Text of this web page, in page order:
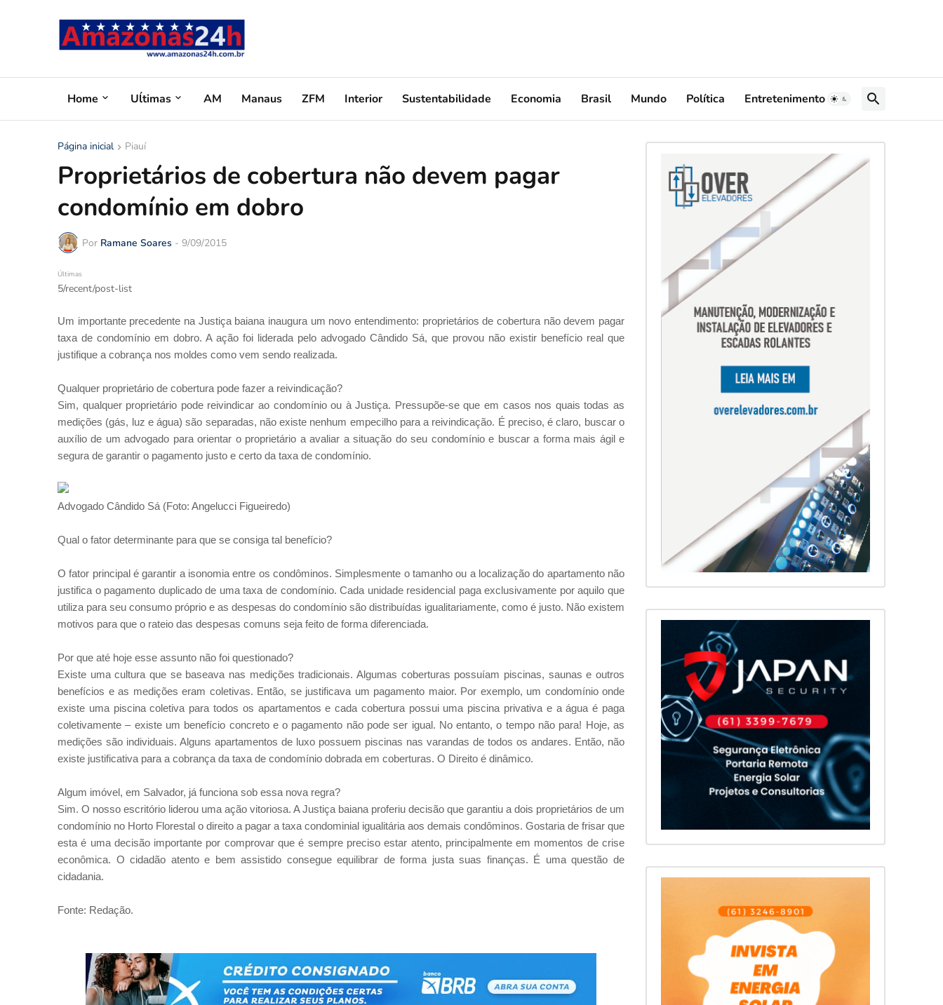
Home Uĺtimas AM Manaus ZFM Interior Sustentabilidade Economia Brasil Mundo Política Entretenimento
Página inicial Piauí
Proprietários de cobertura não devem pagar
condomínio em dobro
Por Ramane Soares - 9/09/2015
Últimas
5/recent/post-list
Um importante precedente na Justiça baiana inaugura um novo entendimento: proprietários de cobertura não devem pagar
taxa de condomínio em dobro. A ação foi liderada pelo advogado Cândido Sá, que provou não existir benefício real que
justifique a cobrança nos moldes como vem sendo realizada.
Qualquer proprietário de cobertura pode fazer a reivindicação?
Sim, qualquer proprietário pode reivindicar ao condomínio ou à Justiça. Pressupõe-se que em casos nos quais todas as
medições (gás, luz e água) são separadas, não existe nenhum empecilho para a reivindicação. É preciso, é claro, buscar o
auxílio de um advogado para orientar o proprietário a avaliar a situação do seu condomínio e buscar a forma mais ágil e
segura de garantir o pagamento justo e certo da taxa de condomínio.
Advogado Cândido Sá (Foto: Angelucci Figueiredo)
Qual o fator determinante para que se consiga tal benefício?
O fator principal é garantir a isonomia entre os condôminos. Simplesmente o tamanho ou a localização do apartamento não
justifica o pagamento duplicado de uma taxa de condomínio. Cada unidade residencial paga exclusivamente por aquilo que
utiliza para seu consumo próprio e as despesas do condomínio são distribuídas igualitariamente, como é justo. Não existem
motivos para que o rateio das despesas comuns seja feito de forma diferenciada.
Por que até hoje esse assunto não foi questionado?
Existe uma cultura que se baseava nas medições tradicionais. Algumas coberturas possuíam piscinas, saunas e outros
benefícios e as medições eram coletivas. Então, se justificava um pagamento maior. Por exemplo, um condomínio onde
existe uma piscina coletiva para todos os apartamentos e cada cobertura possui uma piscina privativa e a água é paga
coletivamente – existe um benefício concreto e o pagamento não pode ser igual. No entanto, o tempo não para! Hoje, as
medições são individuais. Alguns apartamentos de luxo possuem piscinas nas varandas de todos os andares. Então, não
existe justificativa para a cobrança da taxa de condomínio dobrada em coberturas. O Direito é dinâmico.
Algum imóvel, em Salvador, já funciona sob essa nova regra?
Sim. O nosso escritório liderou uma ação vitoriosa. A Justiça baiana proferiu decisão que garantiu a dois proprietários de um
condomínio no Horto Florestal o direito a pagar a taxa condominial igualitária aos demais condôminos. Gostaria de frisar que
esta é uma decisão importante por comprovar que é sempre preciso estar atento, principalmente em momentos de crise
econômica. O cidadão atento e bem assistido consegue equilibrar de forma justa suas finanças. É uma questão de
cidadania.
Fonte: Redação.